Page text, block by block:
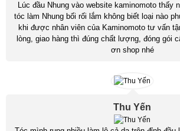
Lúc đầu Nhung vào website kaminomoto thấy
tóc làm Nhung bối rối lắm không biết loại nào
khi được nhân viên của Kaminomoto tư vấn
lòng, giao hàng thì đúng chất lượng, đóng gói
ơn shop nhé
Thu Yến